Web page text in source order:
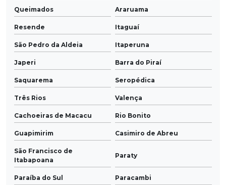
Queimados Araruama
Resende Itaguaí
São Pedro da Aldeia Itaperuna
Japeri Barra do Piraí
Saquarema Seropédica
Três Rios Valença
Cachoeiras de Macacu Rio Bonito
Guapimirim Casimiro de Abreu
São Francisco de
Itabapoana
Paraty
Paraíba do Sul Paracambi